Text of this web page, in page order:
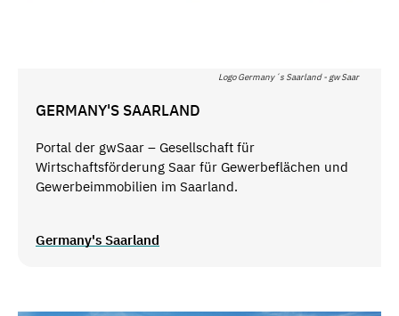
Logo Germany´s Saarland - gw Saar
GERMANY'S SAARLAND
Portal der gwSaar – Gesellschaft für
Wirtschaftsförderung Saar für Gewerbeflächen und
Gewerbeimmobilien im Saarland.
Germany's Saarland